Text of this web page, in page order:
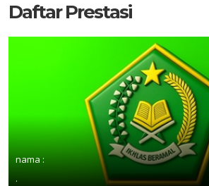
Daftar Prestasi
nama :
.